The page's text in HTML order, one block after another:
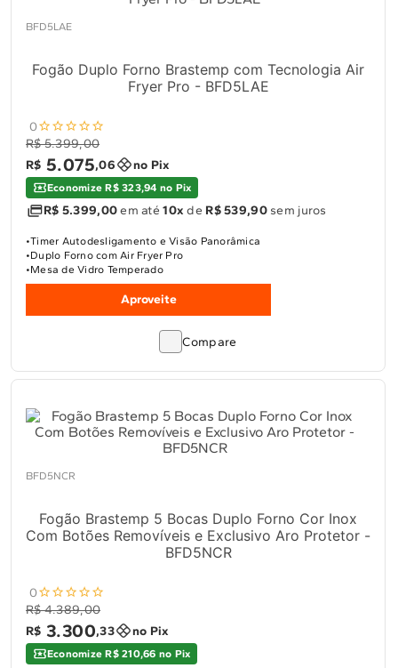
Solicitar conversão de fogão
BFD5LAE
Fogão Duplo Forno Brastemp com Tecnologia Air
Fryer Pro - BFD5LAE
0
R$ 5.399,00
R$ 5.075,06 no Pix
Economize R$ 323,94 no Pix
R$ 5.399,00em até10x de R$ 539,90sem juros
Timer Autodesligamento e Visão Panorâmica
Duplo Forno com Air Fryer Pro
Mesa de Vidro Temperado
Aproveite
Compare
BFD5NCR
Fogão Brastemp 5 Bocas Duplo Forno Cor Inox
Com Botões Removíveis e Exclusivo Aro Protetor -
BFD5NCR
0
R$ 4.389,00
R$ 3.300,33 no Pix
Economize R$ 210,66 no Pix